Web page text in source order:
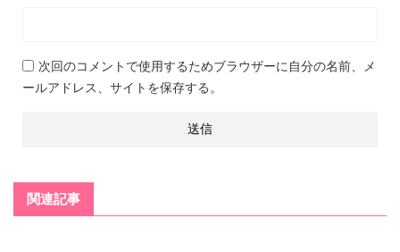
次回のコメントで使用するためブラウザーに自分の名前、メ
ールアドレス、サイトを保存する。
関連記事